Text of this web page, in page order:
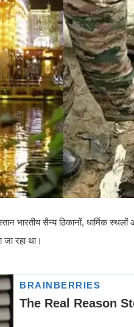
भारतीय सैन्य ठिकानों, धार्मिक
रहा था।